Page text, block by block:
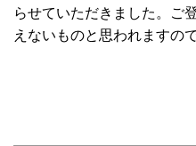
らせていただきました。ご
えないものと思われますの